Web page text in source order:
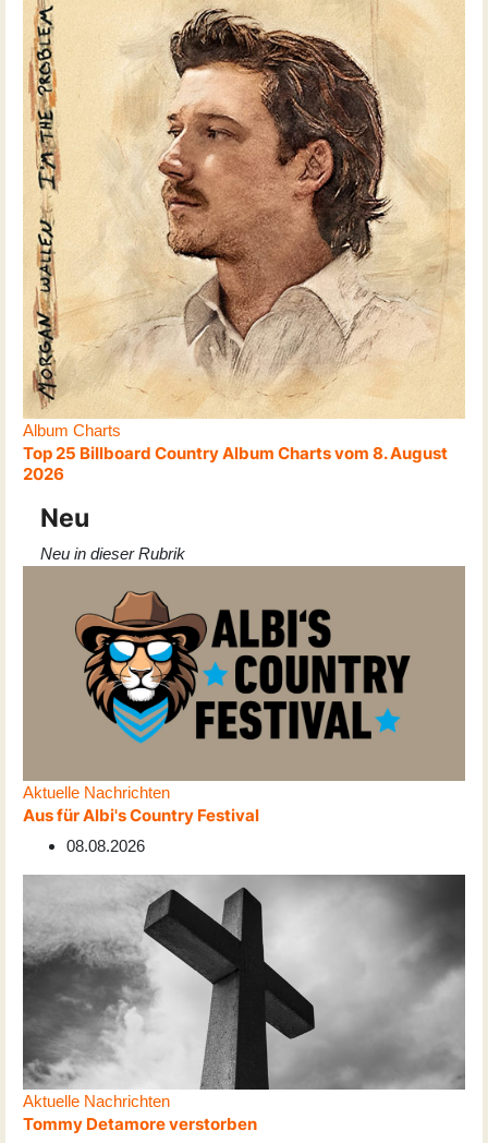
Album Charts
Top 25 Billboard Country Album Charts vom 8. August
2026
Neu
Neu in dieser Rubrik
Aktuelle Nachrichten
Aus für Albi's Country Festival
08.08.2026
Aktuelle Nachrichten
Tommy Detamore verstorben